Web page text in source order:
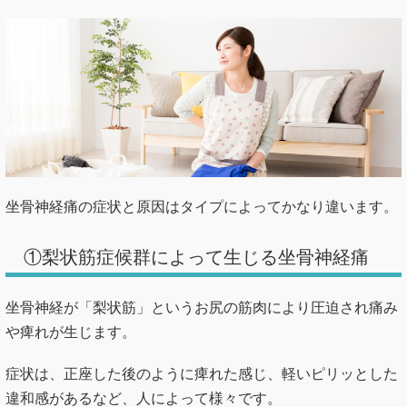
坐骨神経痛の症状と原因はタイプによってかなり違います。
①梨状筋症候群によって生じる坐骨神経痛
坐骨神経が「梨状筋」というお尻の筋肉により圧迫され痛み
や痺れが生じます。
症状は、正座した後のように痺れた感じ、軽いピリッとした
違和感があるなど、人によって様々です。